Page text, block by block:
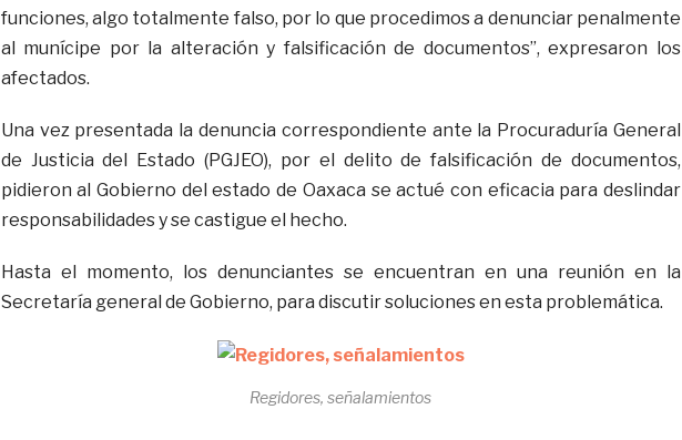
funciones, algo totalmente falso, por lo que procedimos a denunciar penalmente
al munícipe por la alteración y falsificación de documentos”, expresaron los
afectados.
Una vez presentada la denuncia correspondiente ante la Procuraduría General
de Justicia del Estado (PGJEO), por el delito de falsificación de documentos,
pidieron al Gobierno del estado de Oaxaca se actué con eficacia para deslindar
responsabilidades y se castigue el hecho.
Hasta el momento, los denunciantes se encuentran en una reunión en la
Secretaría general de Gobierno, para discutir soluciones en esta problemática.
Regidores, señalamientos